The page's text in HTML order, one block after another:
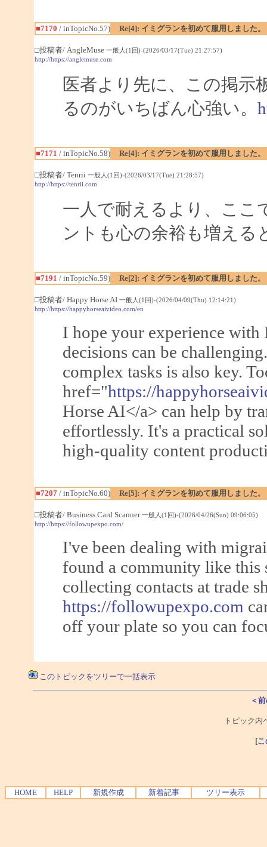
■7170 / inTopicNo.57) Re[4]: イミグランを初めて服用しました。
□投稿者/ AngleMuse 一般人(1回)-(2026/03/17(Tue) 21:27:57)
http://https://anglemuse.com
医者より先に、この掲示
るのがいちばん心強い。
■7171 / inTopicNo.58) Re[4]: イミグランを初めて服用しました。
□投稿者/ Tenrii 一般人(1回)-(2026/03/17(Tue) 21:28:57)
http://https://tenrii.com
一人で耐えるより、ここ
ントも心の余裕も増える
■7191 / inTopicNo.59) Re[2]: イミグランを初めて服用しました。
□投稿者/ Happy Horse AI 一般人(1回)-(2026/04/09(Thu) 12:14:21)
http://https://happyhorseaivideo.com/en
I hope your experience
decisions can be
complex tasks is also key.
href="https://
Horse AI</a> can help by
effortlessly. It's a practical
high-quality content
■7207/ inTopicNo.60) Re[5]: イミグランを初めて服用しました。
□投稿者/ Business Card Scanner一般人(1回)-(2026/04/26(Sun) 09:06:05)
http://https://followupexpo.com/
I've been dealing with
found a community like this
collecting contacts at trade
https://followupexpo.com
off your plate so you can
このトピックをツリーで一括表示
＜
トピック内
[こ
HOME HELP 新規作成 新着記事 ツリー表示